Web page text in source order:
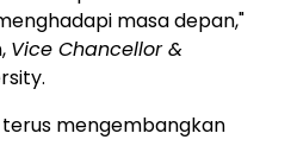
masa depan,"
Vice Chancellor &
terus mengembangkan